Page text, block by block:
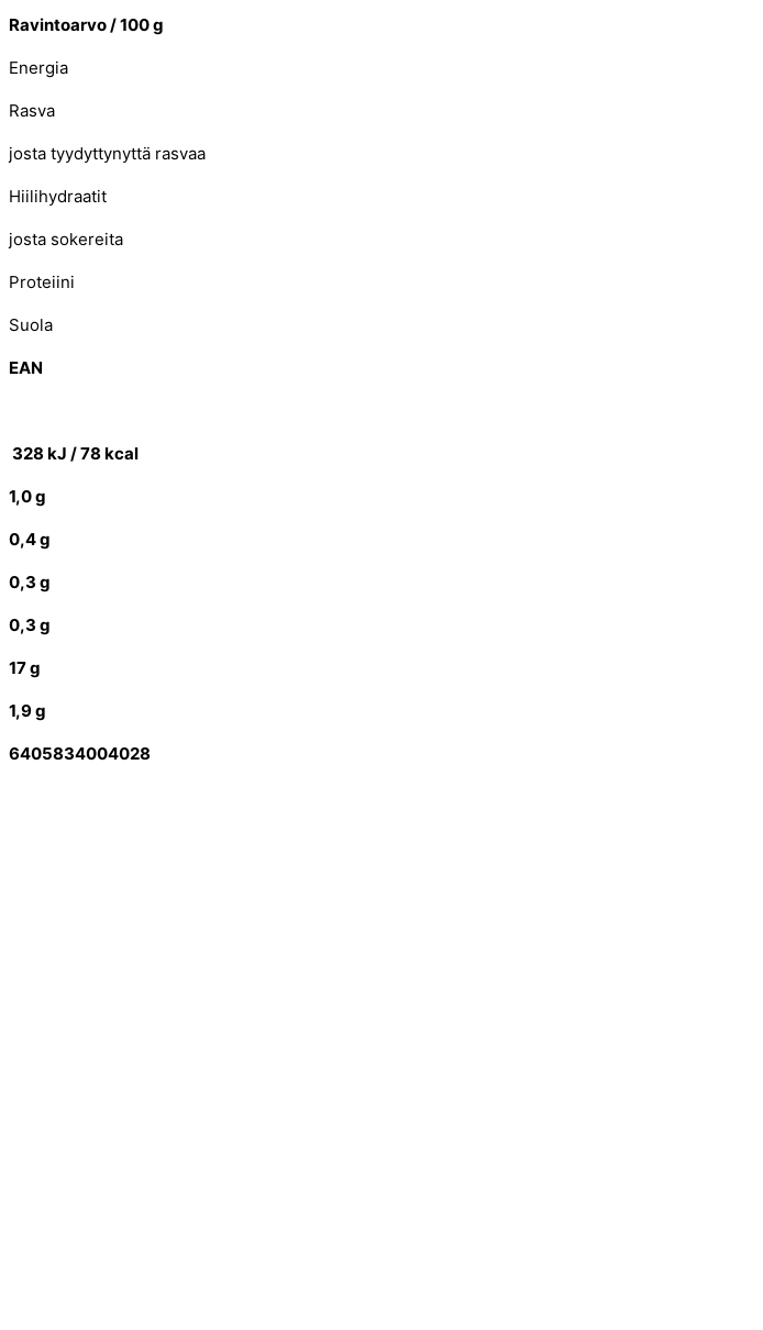
Ravintoarvo /100 g
Energia
Rasva
josta tyydyttynyttä rasvaa
Hiilihydraatit
josta sokereita
Proteiini
Suola
EAN
328 kJ / 78 kcal
1,0 g
0,4 g
0,3 g
0,3 g
17 g
1,9 g
6405834004028